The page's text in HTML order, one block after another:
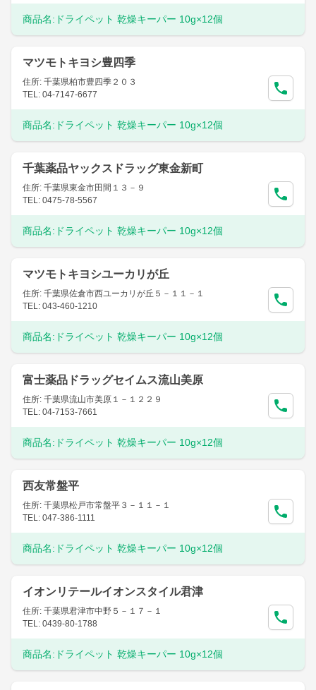
商品名: ドライペット 乾燥キーパー 10g×12個
マツモトキヨシ豊四季
住所: 千葉県柏市豊四季２０３
TEL: 04-7147-6677
商品名: ドライペット 乾燥キーパー 10g×12個
千葉薬品ヤックスドラッグ東金新町
住所: 千葉県東金市田間１３－９
TEL: 0475-78-5567
商品名: ドライペット 乾燥キーパー 10g×12個
マツモトキヨシユーカリが丘
住所: 千葉県佐倉市西ユーカリが丘５－１１－１
TEL: 043-460-1210
商品名: ドライペット 乾燥キーパー 10g×12個
富士薬品ドラッグセイムス流山美原
住所: 千葉県流山市美原１－１２２９
TEL: 04-7153-7661
商品名: ドライペット 乾燥キーパー 10g×12個
西友常盤平
住所: 千葉県松戸市常盤平３－１１－１
TEL: 047-386-1111
商品名: ドライペット 乾燥キーパー 10g×12個
イオンリテールイオンスタイル君津
住所: 千葉県君津市中野５－１７－１
TEL: 0439-80-1788
商品名: ドライペット 乾燥キーパー 10g×12個